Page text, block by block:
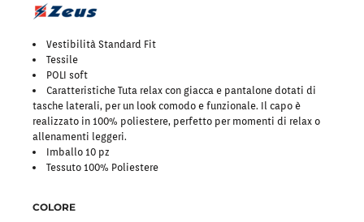
Vestibilità Standard Fit
Tessile
POLI soft
Caratteristiche Tuta relax con giacca e pantalone dotati di
tasche laterali, per un look comodo e funzionale. Il capo è
realizzato in 100% poliestere, perfetto per momenti di relax o
allenamenti leggeri.
Imballo 10 pz
Tessuto 100% Poliestere
COLORE